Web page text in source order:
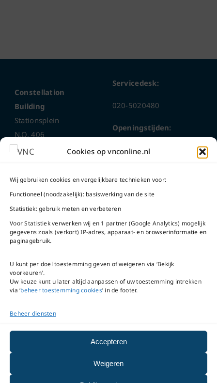
Cookies op vnconline.nl
Wij gebruiken cookies en vergelijkbare technieken voor:
Functioneel (noodzakelijk): basiswerking van de site
Statistiek: gebruik meten en verbeteren
Voor Statistiek verwerken wij en 1 partner (Google Analytics) mogelijk
gegevens zoals (verkort) IP-adres, apparaat- en browserinformatie en
paginagebruik.
U kunt per doel toestemming geven of weigeren via ‘Bekijk
voorkeuren’.
Uw keuze kunt u later altijd aanpassen of uw toestemming intrekken
via ‘beheer toestemming cookies’ in de footer.
Beheer diensten
Accepteren
Weigeren
Constellation
Building
Stationsplein
N.O. 406
1117 CL
Bel ons
Mail ons
Servicedesk:
020-5020480
Openingstijden:
ma t/m do
Na openingstijden
bereikbaar via
5020480
VNC Statuten
version
Copyright ©
beheer